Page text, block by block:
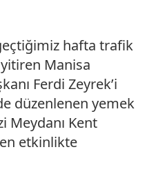
hafta trafik
yitiren Manisa
Ferdi Zeyrek’i
düzenlenen yemek
Meydanı Kent
etkinlikte